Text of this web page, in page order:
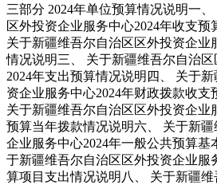
三部分 2024年单位预算情况说明一、
区外投资企业服务中心2024年收支预
关于新疆维吾尔自治区区外投资企业
情况说明三、 关于新疆维吾尔自治
2024年支出预算情况说明 四、 关于
资企业服务中心2024年财政拨款收支
关于新疆维吾尔自治区区外投资企业
预算当年拨款情况说明六、 关于新
企业服务中心2024年一般公共预算基
于新疆维吾尔自治区区外投资企业服
算项目支出情况说明 八、 关于新疆